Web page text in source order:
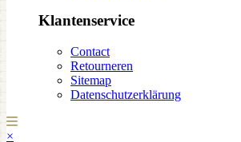
Klantenservice
Contact
Retourneren
Sitemap
Datenschutzerklärung
×